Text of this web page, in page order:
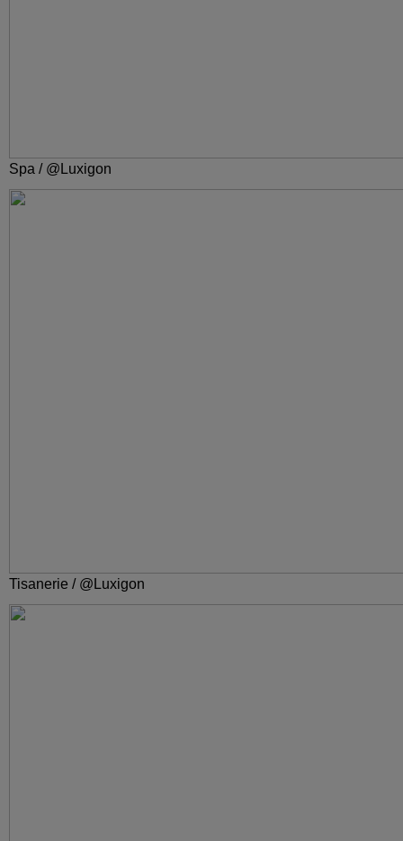
Spa / @Luxigon
Tisanerie / @Luxigon